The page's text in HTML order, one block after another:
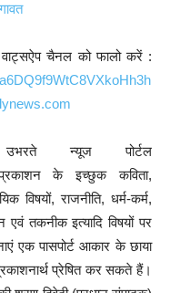
वाट्सऐप चैनल को फालो करें :
न्यूज पोर्टल
के इच्छुक कविता,
विषयों, राजनीति, धर्म-कर्म,
एवं तकनीक इत्यादि विषयों पर
एक पासपोर्ट आकार के छाया
प्रेषित कर सकते हैं।